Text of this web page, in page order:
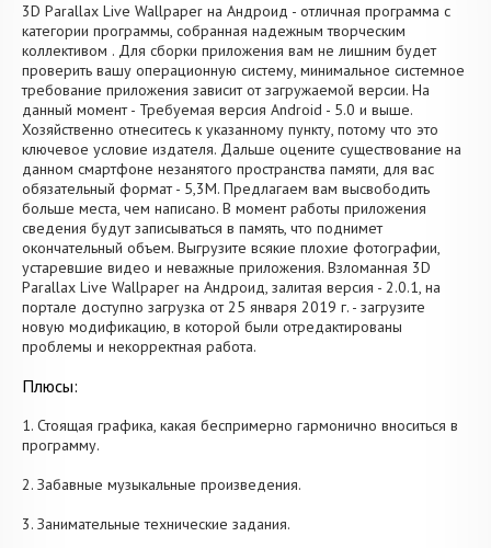
3D Parallax Live Wallpaper на Андроид - отличная программа с
категории программы, собранная надежным творческим
коллективом . Для сборки приложения вам не лишним будет
проверить вашу операционную систему, минимальное системное
требование приложения зависит от загружаемой версии. На
данный момент - Требуемая версия Android - 5.0 и выше.
Хозяйственно отнеситесь к указанному пункту, потому что это
ключевое условие издателя. Дальше оцените существование на
данном смартфоне незанятого пространства памяти, для вас
обязательный формат - 5,3M. Предлагаем вам высвободить
больше места, чем написано. В момент работы приложения
сведения будут записываться в память, что поднимет
окончательный объем. Выгрузите всякие плохие фотографии,
устаревшие видео и неважные приложения. Взломанная 3D
Parallax Live Wallpaper на Андроид, залитая версия - 2.0.1, на
портале доступно загрузка от 25 января 2019 г. - загрузите
новую модификацию, в которой были отредактированы
проблемы и некорректная работа.
Плюсы:
1. Стоящая графика, какая беспримерно гармонично вноситься в
программу.
2. Забавные музыкальные произведения.
3. Занимательные технические задания.